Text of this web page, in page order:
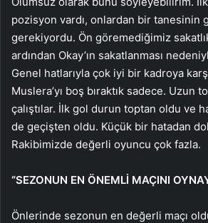
pozisyon vardı, onlardan bir tanesinin
gerekiyordu. Ön göremediğimiz
ardından Okay’ın sakatlanması
Genel hatlarıyla çok iyi bir kadroya
Muslera’yı boş bıraktık sadece. Uzun
çalıştılar. İlk gol durun toptan oldu ve
de geçişten oldu. Küçük bir hatadan
Rakibimizde değerli oyuncu çok fazla.
“SEZONUN EN ÖNEMLİ MAÇINI
Önlerinde sezonun en değerli maçı